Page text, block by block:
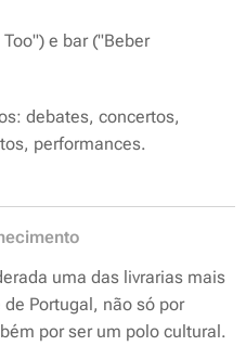
e bar ("Beber
debates, concertos,
performances.
uma das livrarias mais
Portugal, não só por
por ser um polo cultural.